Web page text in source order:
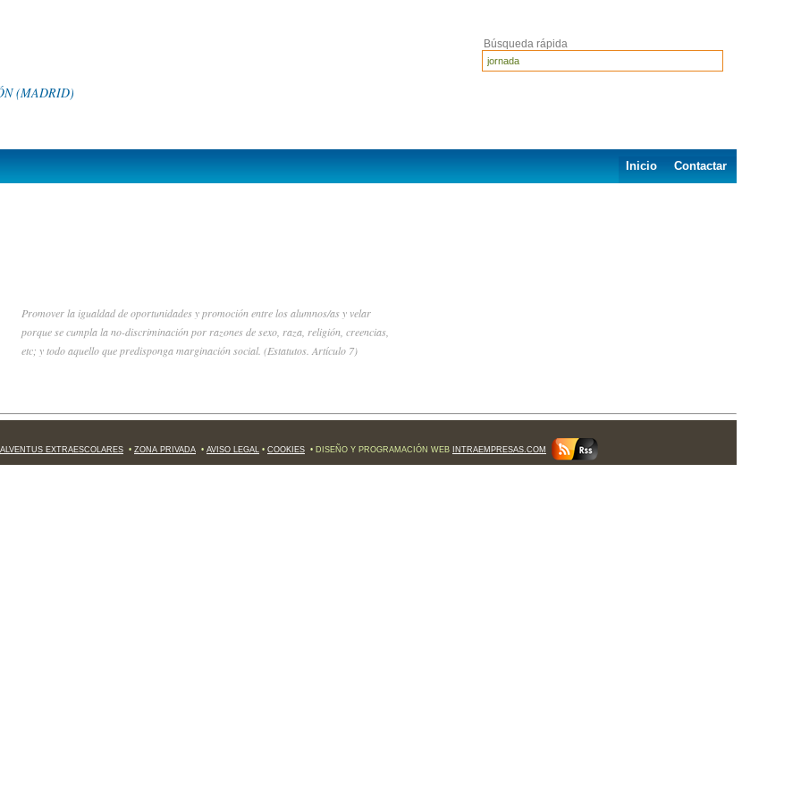
(MADRID)
Búsqueda rápida
Inicio Contactar
Promover la igualdad de oportunidades y promoción entre los alumnos/as y velar
porque se cumpla la no-discriminación por razones de sexo, raza, religión, creencias,
etc; y todo aquello que predisponga marginación social. (Estatutos. Artículo 7)
ALVENTUS EXTRAESCOLARES • ZONA PRIVADA • AVISO LEGAL • COOKIES • DISEÑO Y PROGRAMACIÓN WEB INTRAEMPRESAS.COM